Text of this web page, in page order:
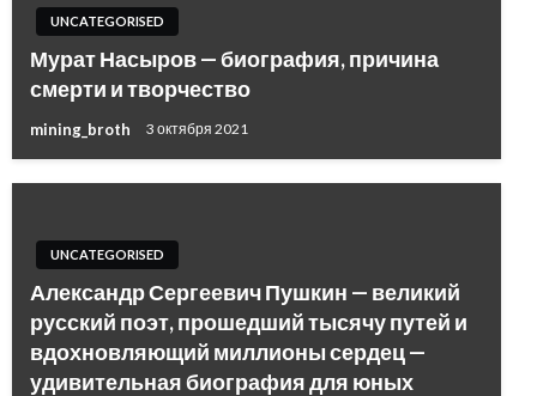
UNCATEGORISED
Мурат Насыров — биография, причина
смерти и творчество
mining_broth 3 октября 2021
UNCATEGORISED
Александр Сергеевич Пушкин — великий
русский поэт, прошедший тысячу путей и
вдохновляющий миллионы сердец —
удивительная биография для юных